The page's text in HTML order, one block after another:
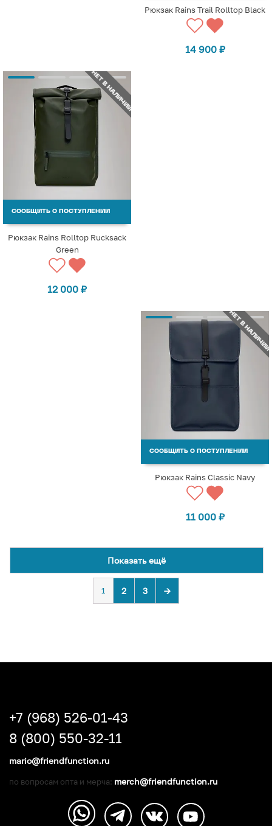
Рюкзак Rains Trail Rolltop Black
14 900 ₽
НЕТ В НАЛИЧИИ
СООБЩИТЬ О ПОСТУПЛЕНИИ
Рюкзак Rains Rolltop Rucksack
Green
12 000 ₽
НЕТ В НАЛИЧИИ
СООБЩИТЬ О ПОСТУПЛЕНИИ
Рюкзак Rains Classic Navy
11 000 ₽
Показать ещё
1 2 3 →
+7 (968) 526-01-43
8 (800) 550-32-11
mario@friendfunction.ru
по вопросам опта и мерча: merch@friendfunction.ru